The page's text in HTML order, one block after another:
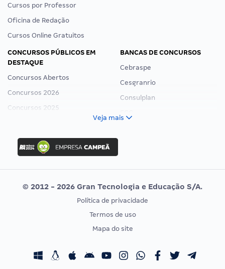
Cursos por Professor
Oficina de Redação
Cursos Online Gratuitos
CONCURSOS PÚBLICOS EM
DESTAQUE
Concursos Abertos
Concursos 2026
Concursos 2025
Concurso Ibama
Concurso MPU
Editais publicados
BANCAS DE CONCURSOS
Cebraspe
Cesgranrio
Consulplan
Vunesp
CONCURSOS POR PROFISSÃO
Concursos Fiscais
EXAME DE ORDEM
Calendário OAB
Veja mais
© 2012 - 2026 Gran Tecnologia e Educação S/A.
Política de privacidade
Termos de uso
Mapa do site